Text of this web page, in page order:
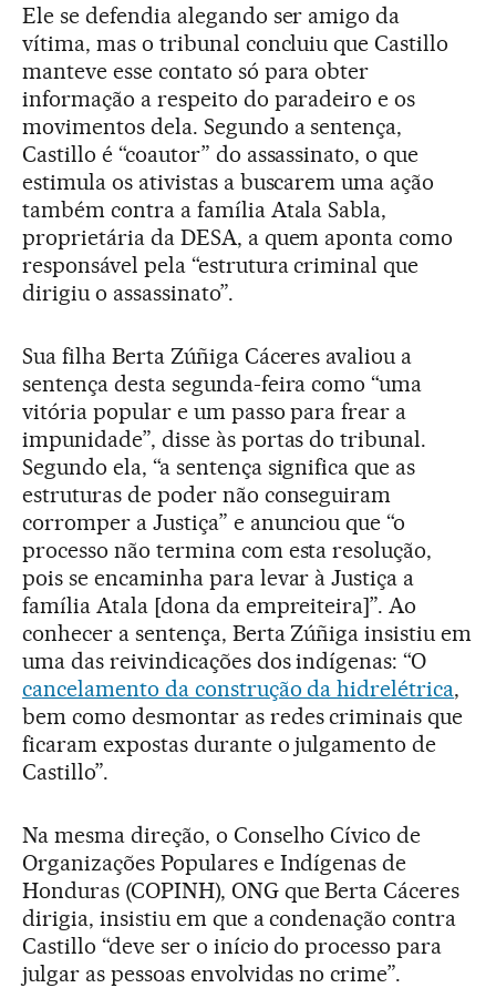
Ele se defendia alegando ser amigo da
vítima, mas o tribunal concluiu que Castillo
manteve esse contato só para obter
informação a respeito do paradeiro e os
movimentos dela. Segundo a sentença,
Castillo é “coautor” do assassinato, o que
estimula os ativistas a buscarem uma ação
também contra a família Atala Sabla,
proprietária da DESA, a quem aponta como
responsável pela “estrutura criminal que
dirigiu o assassinato”.
Sua filha Berta Zúñiga Cáceres avaliou a
sentença desta segunda-feira como “uma
vitória popular e um passo para frear a
impunidade”, disse às portas do tribunal.
Segundo ela, “a sentença significa que as
estruturas de poder não conseguiram
corromper a Justiça” e anunciou que “o
processo não termina com esta resolução,
pois se encaminha para levar à Justiça a
família Atala [dona da empreiteira]”. Ao
conhecer a sentença, Berta Zúñiga insistiu em
uma das reivindicações dos indígenas: “O
cancelamento da construção da hidrelétrica,
bem como desmontar as redes criminais que
ficaram expostas durante o julgamento de
Castillo”.
Na mesma direção, o Conselho Cívico de
Organizações Populares e Indígenas de
Honduras (COPINH), ONG que Berta Cáceres
dirigia, insistiu em que a condenação contra
Castillo “deve ser o início do processo para
julgar as pessoas envolvidas no crime”.